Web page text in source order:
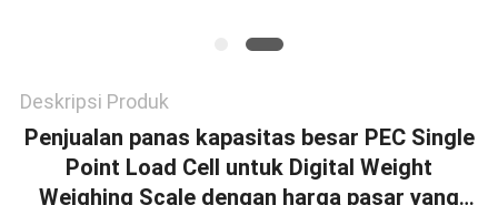
Deskripsi Produk
Penjualan panas kapasitas besar PEC Single
Point Load Cell untuk Digital Weight
Weighing Scale dengan harga pasar yang